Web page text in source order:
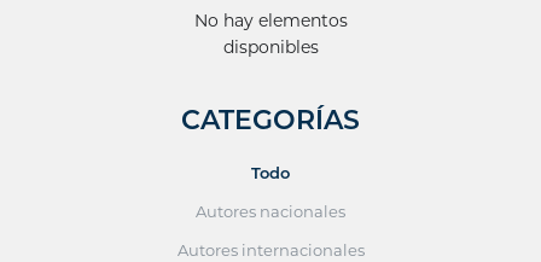
No hay elementos
disponibles
CATEGORÍAS
Todo
Autores nacionales
Autores internacionales